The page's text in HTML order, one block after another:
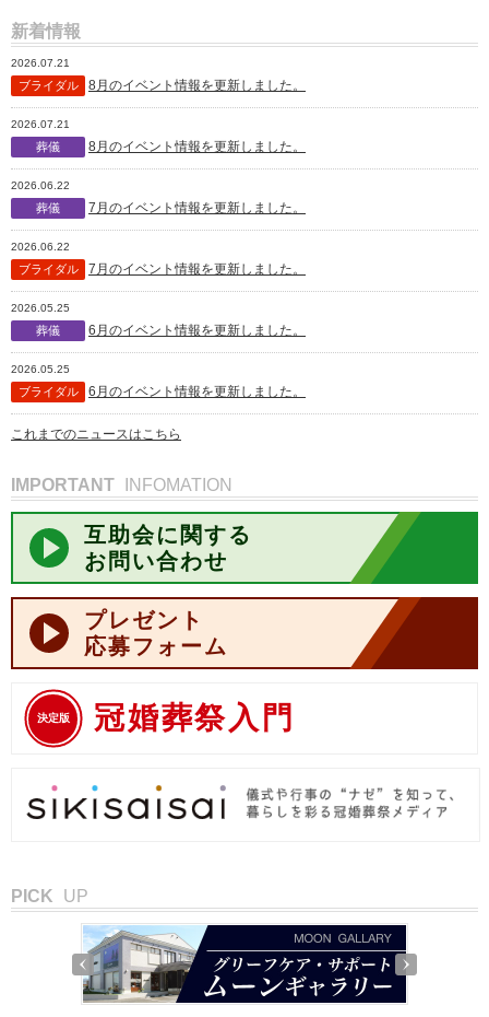
新着情報
2026.07.21
ブライダル 8月のイベント情報を更新しました。
2026.07.21
葬儀 8月のイベント情報を更新しました。
2026.06.22
葬儀 7月のイベント情報を更新しました。
2026.06.22
ブライダル 7月のイベント情報を更新しました。
2026.05.25
葬儀 6月のイベント情報を更新しました。
2026.05.25
ブライダル 6月のイベント情報を更新しました。
これまでのニュースはこちら
IMPORTANT INFOMATION
互助会に関する
お問い合わせ
プレゼント
応募フォーム
決定版 冠婚葬祭入門
PICK UP